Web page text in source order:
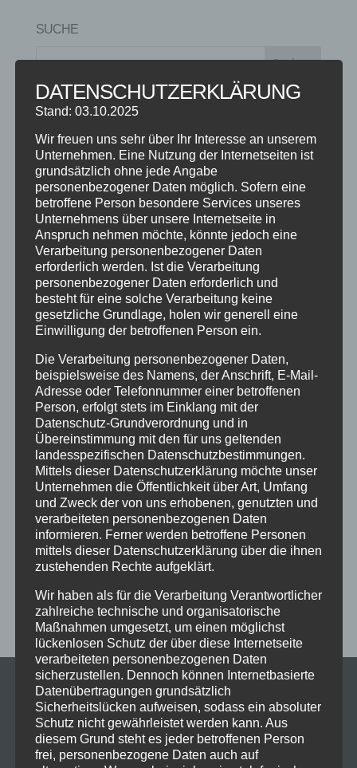
SUCHE
NEUESTE BEITRÄGE
SCHNUPPERTAG 2026
Abschlussball 2026
WEIHNACHTSFERIEN
KATEGORIEN
Kategorien
SCHLAGWÖRTER
2023 2024 Allgäu Anfängerkurs
Boogie
Charity
cool Corona Coronavirus
Dance
dancing
Deine Tanzschule Einsteigerkurs
Event
Ferien
Ferienprogramm Fitness
Fitnessprogramm
Fortgeschrittene
Gesellschaftstanz
Immenstadt
im Schloss
Jive Jugendliche online
Paartanz
Schaut hin!
Schloss Immenstadt
Silvester
Sommerferien
Streetdance tanzen
Tanzen lernen
Tanzkurs
Tanzpause Tanzschule
Tanzschulfamilie
Training
Weihnachten Workout
Workshop tanzen
Zumba Zumba Kurs Übungsabend
DATENSCHUTZERKLÄRUNG
Stand: 03.10.2025
Wir freuen uns sehr über Ihr Interesse an unserem
Unternehmen. Eine Nutzung der Internetseiten ist
grundsätzlich ohne jede Angabe
personenbezogener Daten möglich. Sofern eine
betroffene Person besondere Services unseres
Unternehmens über unsere Internetseite in
Anspruch nehmen möchte, könnte jedoch eine
Verarbeitung personenbezogener Daten
erforderlich werden. Ist die Verarbeitung
personenbezogener Daten erforderlich und
besteht für eine solche Verarbeitung keine
gesetzliche Grundlage, holen wir generell eine
Einwilligung der betroffenen Person ein.
Die Verarbeitung personenbezogener Daten,
beispielsweise des Namens, der Anschrift, E-Mail-
Adresse oder Telefonnummer einer betroffenen
Person, erfolgt stets im Einklang mit der
Datenschutz-Grundverordnung und in
Übereinstimmung mit den für uns geltenden
landesspezifischen Datenschutzbestimmungen.
Mittels dieser Datenschutzerklärung möchte unser
Unternehmen die Öffentlichkeit über Art, Umfang
und Zweck der von uns erhobenen, genutzten und
verarbeiteten personenbezogenen Daten
informieren. Ferner werden betroffene Personen
mittels dieser Datenschutzerklärung über die ihnen
zustehenden Rechte aufgeklärt.
Wir haben als für die Verarbeitung Verantwortlicher
zahlreiche technische und organisatorische
Maßnahmen umgesetzt, um einen möglichst
lückenlosen Schutz der über diese Internetseite
verarbeiteten personenbezogenen Daten
sicherzustellen. Dennoch können Internetbasierte
Datenübertragungen grundsätzlich
Sicherheitslücken aufweisen, sodass ein absoluter
Schutz nicht gewährleistet werden kann. Aus
diesem Grund steht es jeder betroffenen Person
frei, personenbezogene Daten auch auf